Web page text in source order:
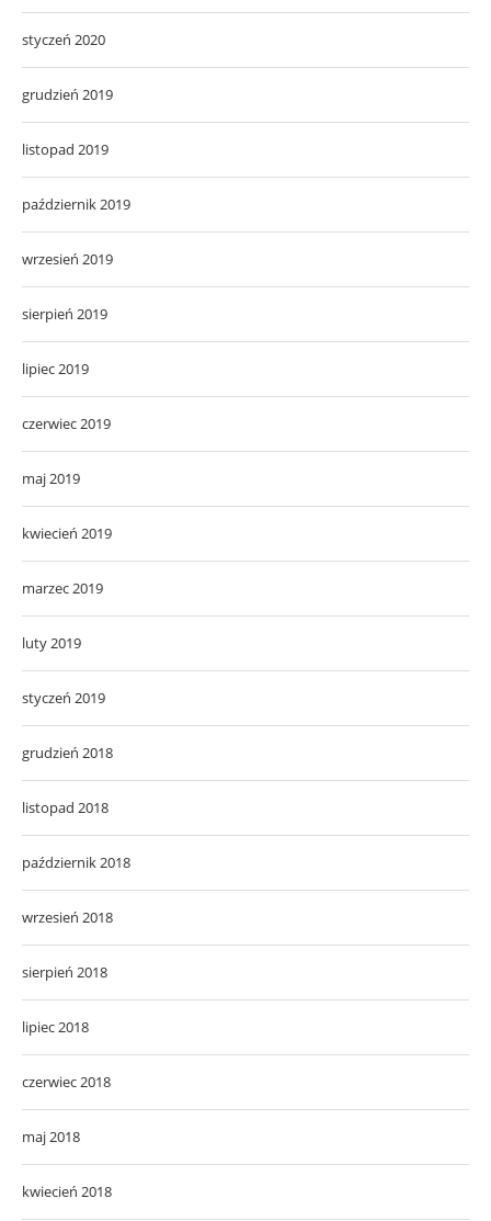
styczeń 2020
grudzień 2019
listopad 2019
październik 2019
wrzesień 2019
sierpień 2019
lipiec 2019
czerwiec 2019
maj 2019
kwiecień 2019
marzec 2019
luty 2019
styczeń 2019
grudzień 2018
listopad 2018
październik 2018
wrzesień 2018
sierpień 2018
lipiec 2018
czerwiec 2018
maj 2018
kwiecień 2018